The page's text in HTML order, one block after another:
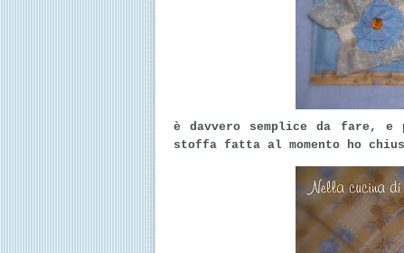
è davvero semplice da fare,
stoffa fatta al momento ho